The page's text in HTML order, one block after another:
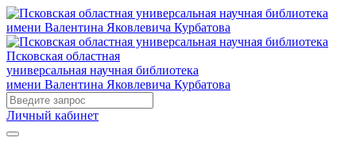
Псковская областная
универсальная научная библиотека
имени Валентина Яковлевича Курбатова
Личный кабинет